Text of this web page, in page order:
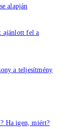
alapján
ajánlott fel a
a teljesítmény
Ha igen, miért?